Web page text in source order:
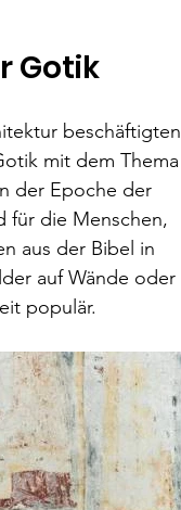
Gotik
beschäftigten
mit dem Thema
der Epoche der
für die Menschen,
aus der Bibel in
auf Wände oder
populär.